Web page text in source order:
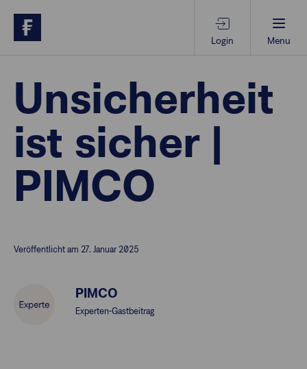
Login Menu
Anlagethemen
Anlagestrategien
Unsicherheit
ist sicher |
PIMCO
Veröffentlicht am 27. Januar 2025
PIMCO
Experten-Gastbeitrag